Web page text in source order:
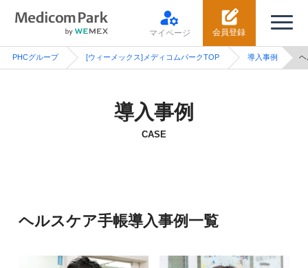
会員登録
マイページ
PHCグループ [ウィーメックス]メディコムパークTOP 導入事例 ヘ
導入事例
CASE
ヘルスケア手帳導入事例一覧